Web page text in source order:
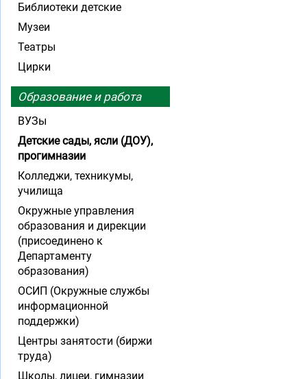
Библиотеки детские
Музеи
Театры
Цирки
Образование и работа
ВУЗы
Детские сады, ясли (ДОУ),
прогимназии
Колледжи, техникумы,
училища
Окружные управления
образования и дирекции
(присоединено к
Департаменту
образования)
ОСИП (Окружные службы
информационной
поддержки)
Центры занятости (биржи
труда)
Школы, лицеи, гимназии